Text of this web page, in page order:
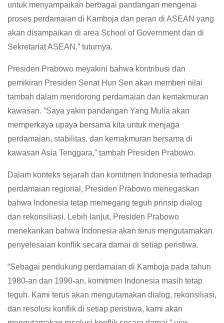
untuk menyampaikan berbagai pandangan mengenai
proses perdamaian di Kamboja dan peran di ASEAN yang
akan disampaikan di area School of Government dan di
Sekretariat ASEAN,” tuturnya.
Presiden Prabowo meyakini bahwa kontribusi dan
pemikiran Presiden Senat Hun Sen akan memberi nilai
tambah dalam mendorong perdamaian dan kemakmuran
kawasan. “Saya yakin pandangan Yang Mulia akan
memperkaya upaya bersama kita untuk menjaga
perdamaian, stabilitas, dan kemakmuran bersama di
kawasan Asia Tenggara,” tambah Presiden Prabowo.
Dalam konteks sejarah dan komitmen Indonesia terhadap
perdamaian regional, Presiden Prabowo menegaskan
bahwa Indonesia tetap memegang teguh prinsip dialog
dan rekonsiliasi. Lebih lanjut, Presiden Prabowo
menekankan bahwa Indonesia akan terus mengutamakan
penyelesaian konflik secara damai di setiap peristiwa.
“Sebagai pendukung perdamaian di Kamboja pada tahun
1980-an dan 1990-an, komitmen Indonesia masih tetap
teguh. Kami terus akan mengutamakan dialog, rekonsiliasi,
dan resolusi konflik di setiap peristiwa, kami akan